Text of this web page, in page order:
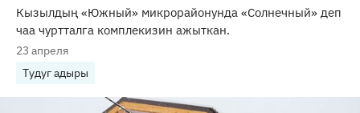
Кызылдың «Южный» микрорайонунда «Солнечный» деп
чаа чуртталга комплекизин ажыткан.
23 апреля
Тудуг адыры